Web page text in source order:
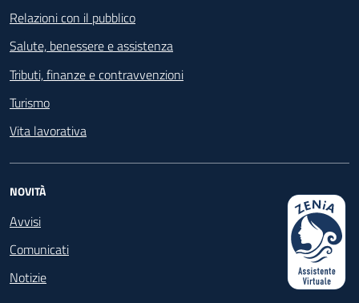
Relazioni con il pubblico
Salute, benessere e assistenza
Tributi, finanze e contravvenzioni
Turismo
Vita lavorativa
NOVITÀ
Avvisi
Comunicati
Notizie